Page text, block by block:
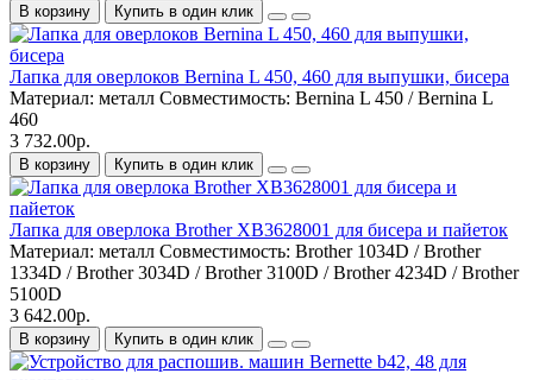
В корзину Купить в один клик
Лапка для оверлоков Bernina L 450, 460 для выпушки, бисера
Материал: металл Совместимость: Bernina L 450 / Bernina L
460
3 732.00р.
В корзину Купить в один клик
Лапка для оверлока Brother XB3628001 для бисера и пайеток
Материал: металл Совместимость: Brother 1034D / Brother
1334D / Brother 3034D / Brother 3100D / Brother 4234D / Brother
5100D
3 642.00р.
В корзину Купить в один клик